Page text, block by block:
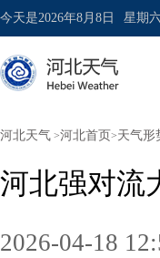
今天是2026年8月8日 星期
河北天气 >河北首页 >天气形
河北强对流
2026-04-18